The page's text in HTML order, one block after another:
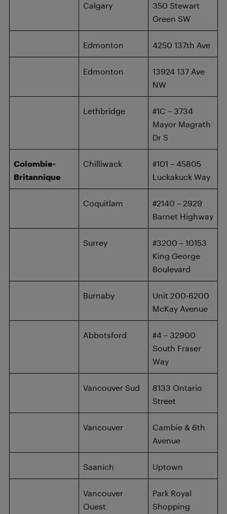
Calgary
350 Stewart
Green SW
Edmonton 4250 137th Ave
Edmonton
13924 137 Ave
NW
Lethbridge
#1C – 3734
Mayor Magrath
Dr S
Colombie-
Britannique
Chilliwack
#101 – 45805
Luckakuck Way
Coquitlam
#2140 – 2929
Barnet Highway
Surrey
#3200 – 10153
King George
Boulevard
Burnaby
Unit 200-6200
McKay Avenue
Abbotsford
#4 – 32900
South Fraser
Way
Vancouver Sud
8133 Ontario
Street
Vancouver
Cambie & 6th
Avenue
Saanich Uptown
Vancouver
Ouest
Park Royal
Shopping